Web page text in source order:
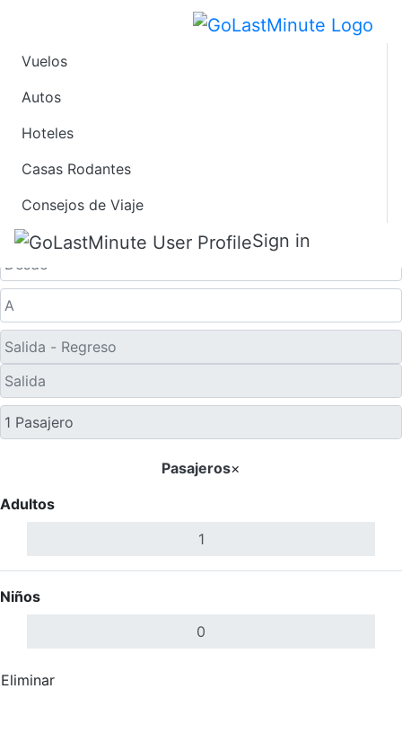
Vuelos
Autos
Hoteles
Casas Rodantes
Consejos de Viaje
Sign in
Ofertas de Viaje de
Último Minuto a
Faisalabad
Solo ida
Pasajeros×
Adultos
Niños
Eliminar